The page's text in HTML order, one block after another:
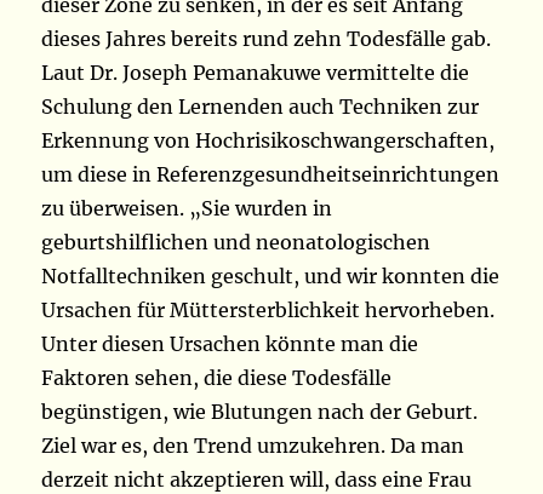
dieser Zone zu senken, in der es seit Anfang
dieses Jahres bereits rund zehn Todesfälle gab.
Laut Dr. Joseph Pemanakuwe vermittelte die
Schulung den Lernenden auch Techniken zur
Erkennung von Hochrisikoschwangerschaften,
um diese in Referenzgesundheitseinrichtungen
zu überweisen. „Sie wurden in
geburtshilflichen und neonatologischen
Notfalltechniken geschult, und wir konnten die
Ursachen für Müttersterblichkeit hervorheben.
Unter diesen Ursachen könnte man die
Faktoren sehen, die diese Todesfälle
begünstigen, wie Blutungen nach der Geburt.
Ziel war es, den Trend umzukehren. Da man
derzeit nicht akzeptieren will, dass eine Frau